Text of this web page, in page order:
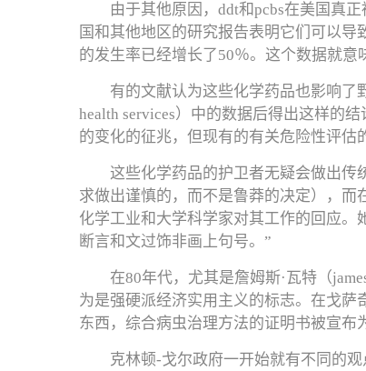
由于其他原因，ddt和pcbs在美国真
国和其他地区的研究报告表明它们可以
的发生率已经增长了50％。这个数据就意
有的文献认为这些化学药品也影响了
health services）中的数据后得出这样的
的变化的征兆，但现有的有关危险性评估
这些化学药品的护卫者无疑会做出
求做出谨慎的，而不是鲁莽的决定），
化学工业和大学科学家对其工作的回应
断言和文过饰非画上句号。”
在80年代，尤其是詹姆斯·瓦特（
为是强硬派经济实用主义的标志。在戈
东西，综合病虫治理方法的证明书被宣布
克林顿-戈尔政府一开始就有不同的